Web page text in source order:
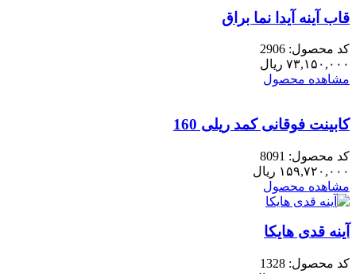
قاب آینه آیدا نما براق
کد محصول: 2906
۷۳,۱۵۰,۰۰۰ ریال
مشاهده محصول
کابینت فوقانی کمد ریلی 160
کد محصول: 8091
۱۵۹,۷۲۰,۰۰۰ ریال
مشاهده محصول
آینه قدی هایکا
کد محصول: 1328